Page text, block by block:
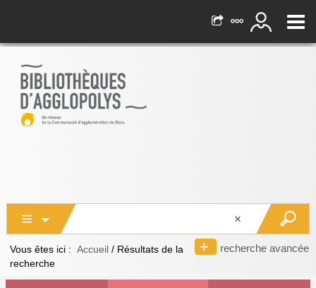
recherche avancée
Vous êtes ici : Accueil / Résultats de la
recherche